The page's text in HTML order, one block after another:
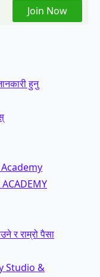
Join Now
हुनु
र राम्रो पैसा
Studio &